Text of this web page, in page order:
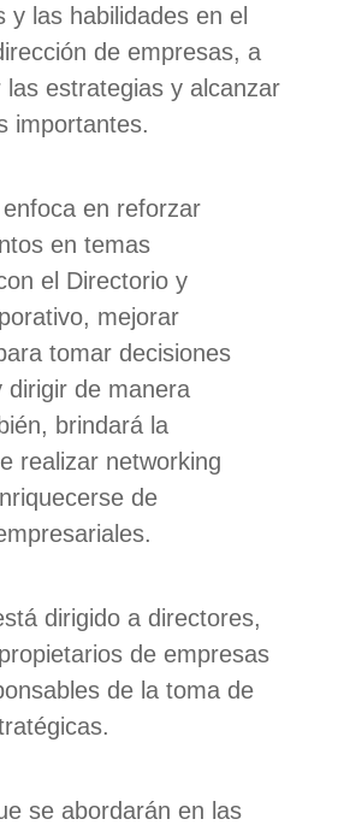
y las habilidades en el
de empresas, a
estrategias y alcanzar
importantes.
en reforzar
en temas
el Directorio y
mejorar
tomar decisiones
dirigir de manera
brindará la
realizar networking
de
dirigido a directores,
de empresas
de la toma de
se abordarán en las